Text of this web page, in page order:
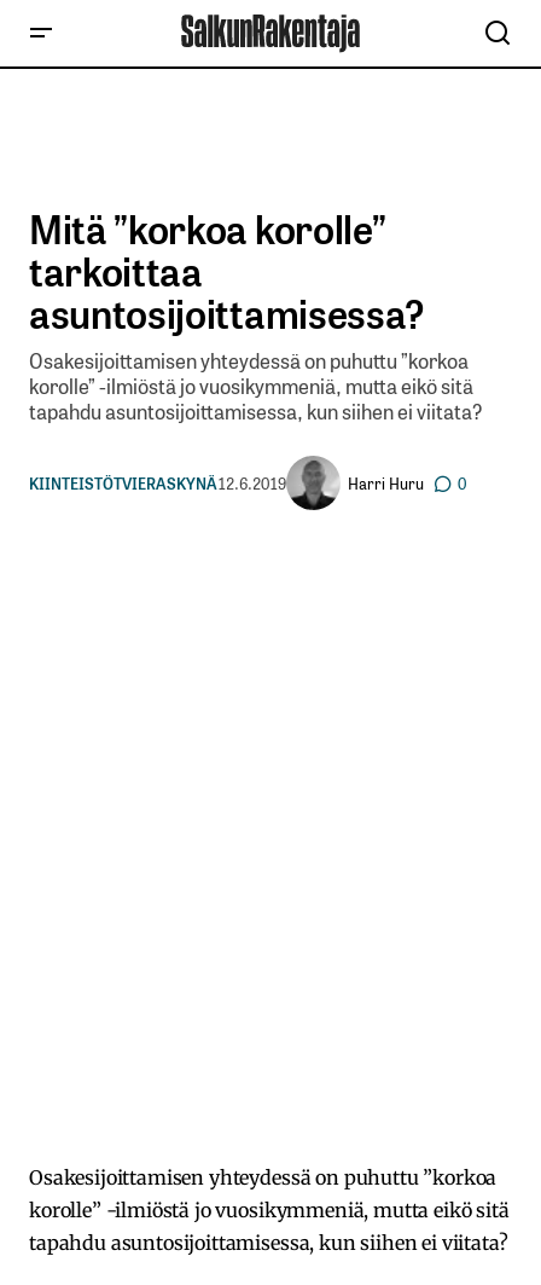
Mitä ”korkoa korolle”
tarkoittaa
asuntosijoittamisessa?
Osakesijoittamisen yhteydessä on puhuttu ”korkoa
korolle” -ilmiöstä jo vuosikymmeniä, mutta eikö sitä
tapahdu asuntosijoittamisessa, kun siihen ei viitata?
KIINTEISTÖTVIERASKYNÄ12.6.2019 Harri Huru 0
Osakesijoittamisen yhteydessä on puhuttu ”korkoa
korolle” -ilmiöstä jo vuosikymmeniä, mutta eikö sitä
tapahdu asuntosijoittamisessa, kun siihen ei viitata?